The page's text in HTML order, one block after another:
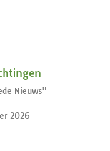
Nieuws”
2026